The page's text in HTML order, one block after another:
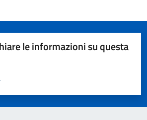
le informazioni su questa
pagina
5 stelle su 5
stelle su 5
su 5
5